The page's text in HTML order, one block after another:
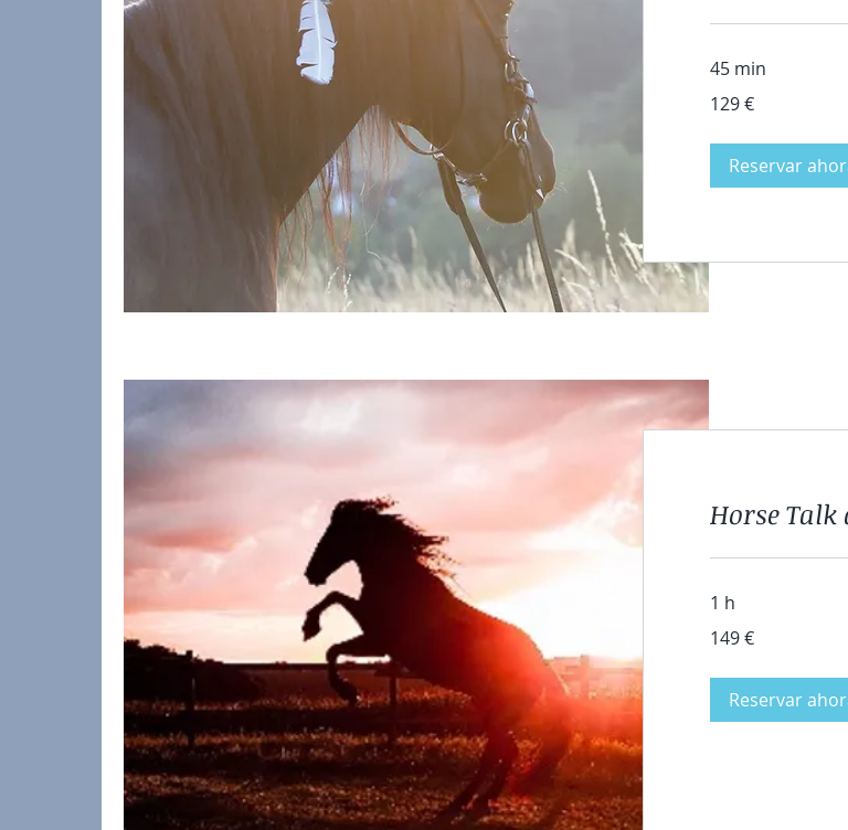
45 min
euros
129 €
Reservar
Horse Talk
1 h
euros
149 €
Reservar